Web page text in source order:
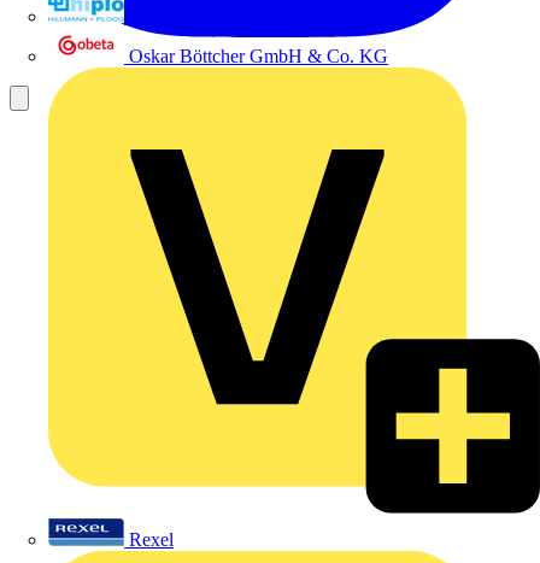
Oskar Böttcher GmbH & Co. KG
Rexel